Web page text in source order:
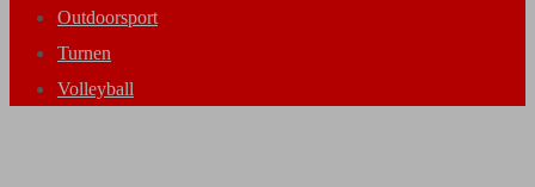
Outdoorsport
Turnen
Volleyball